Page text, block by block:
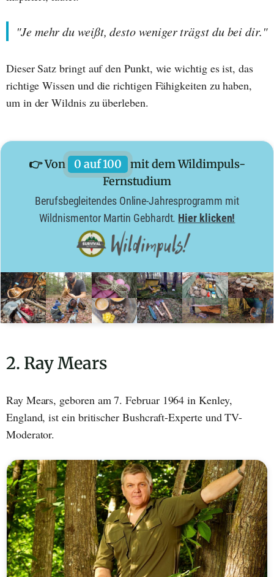
"Je mehr du weißt, desto weniger trägst du bei dir."
Dieser Satz bringt auf den Punkt, wie wichtig es ist, das
richtige Wissen und die richtigen Fähigkeiten zu haben,
um in der Wildnis zu überleben.
👉 Von 0 auf 100
mit dem Wildimpuls-
Fernstudium
Berufsbegleitendes Online-Jahresprogramm mit
Wildnismentor Martin Gebhardt. Hier klicken!
2. Ray Mears
Ray Mears, geboren am 7. Februar 1964 in Kenley,
England, ist ein britischer Bushcraft-Experte und TV-
Moderator.